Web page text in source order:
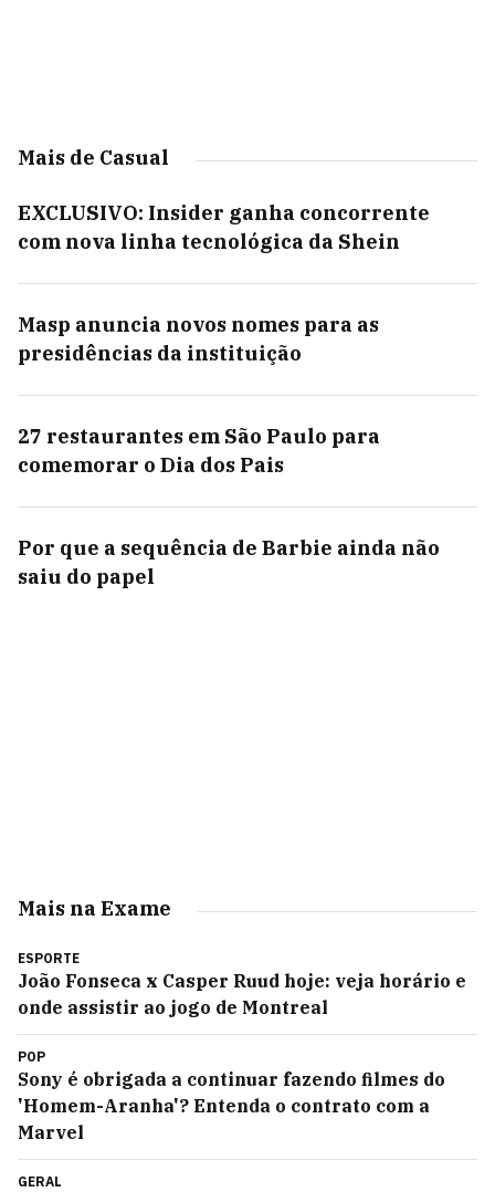
Mais de Casual
EXCLUSIVO: Insider ganha concorrente
com nova linha tecnológica da Shein
Masp anuncia novos nomes para as
presidências da instituição
27 restaurantes em São Paulo para
comemorar o Dia dos Pais
Por que a sequência de Barbie ainda não
saiu do papel
Mais na Exame
ESPORTE
João Fonseca x Casper Ruud hoje: veja horário e
onde assistir ao jogo de Montreal
POP
Sony é obrigada a continuar fazendo filmes do
'Homem-Aranha'? Entenda o contrato com a
Marvel
GERAL